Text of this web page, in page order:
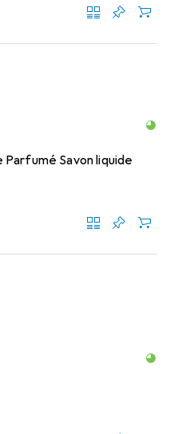
Parfumé Savon liquide